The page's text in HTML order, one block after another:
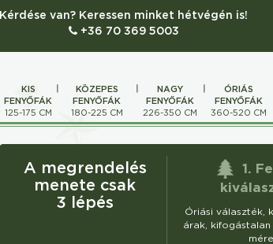
Kérdése van? Keressen minket hétvégén is!
+36 70 369 5003
KIS
FENYŐFÁK
125-175 CM
KÖZEPES
FENYŐFÁK
180-225 CM
NAGY
FENYŐFÁK
226-350 CM
ÓRIÁS
FENYŐFÁK
360-520 CM
A megrendelés
menete csak
3 lépés
1.
Óriási választék,
árak,